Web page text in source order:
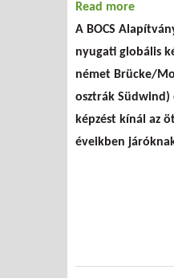
Read more
képzés
A BOCS
nyugati globális
német Brücke/
osztrák
képzést kínál az
éveikben